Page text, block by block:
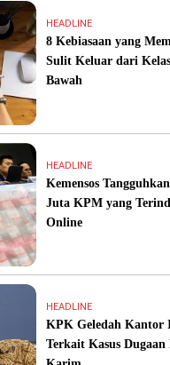
HEADLINE
8 Kebiasaan yang
Sulit Keluar dari
Bawah
HEADLINE
Kemensos
Juta KPM yang
Online
HEADLINE
KPK Geledah Kantor
Terkait Kasus Dugaan